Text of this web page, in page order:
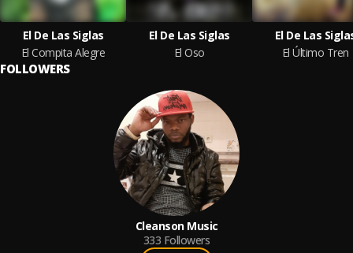
El De Las Siglas
El Compita Alegre
El De Las Siglas
El Oso
El De Las
El Último Tren
FOLLOWERS
Cleanson Music
333 Followers